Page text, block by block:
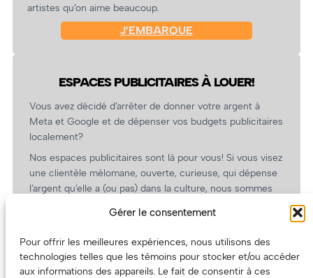
Gérer le consentement
Pour offrir les meilleures expériences, nous utilisons des
technologies telles que les témoins pour stocker et/ou accéder
aux informations des appareils. Le fait de consentir à ces
artistes qu’on aime beaucoup.
J’EMBARQUE
ESPACES PUBLICITAIRES À LOUER!
Vous avez décidé d’arrêter de donner votre argent à
Meta et Google et de dépenser vos budgets publicitaires
localement?
Nos espaces publicitaires sont là pour vous! Si vous visez
une clientèle mélomane, ouverte, curieuse, qui dépense
l’argent qu’elle a (ou pas) dans la culture, nous sommes
revient.
(Oui, on va avoir des tarifs spéciaux pour vous, les